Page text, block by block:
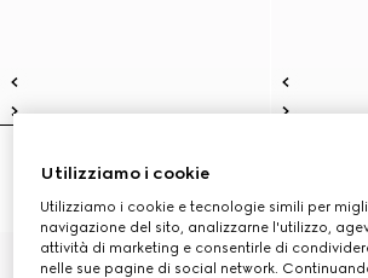
Gucci: The Art of Silk (italiano)
€ 250
Utilizziamo i cookie
Utilizziamo i cookie e tecnologie simili per
navigazione del sito, analizzarne l'utilizzo,
attività di marketing e consentirle di
nelle sue pagine di social network.